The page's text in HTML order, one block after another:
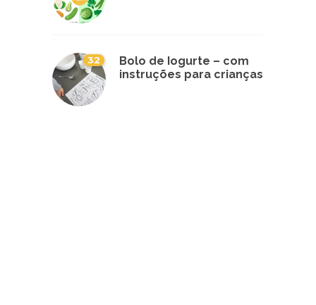
32
Bolo de Iogurte – com
instruções para crianças